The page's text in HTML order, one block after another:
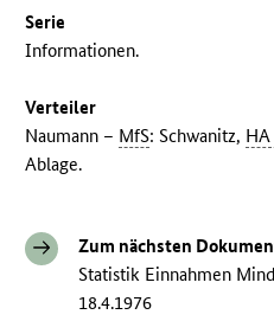
Serie
Informationen.
Verteiler
Naumann – MfS: Schwanitz,
Ablage.
Zum nächsten
Statistik Einnahmen
18.4.1976